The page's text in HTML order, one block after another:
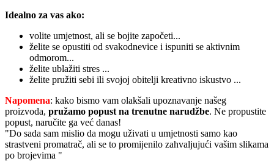
Idealno za vas ako:
volite umjetnost, ali se bojite započeti...
želite se opustiti od svakodnevice i ispuniti se aktivnim
odmorom...
želite ublažiti stres ...
želite pružiti sebi ili svojoj obitelji kreativno iskustvo ...
Napomena: kako bismo vam olakšali upoznavanje našeg
proizvoda, pružamo popust na trenutne narudžbe. Ne propustite
popust, naručite ga već danas!
"Do sada sam mislio da mogu uživati u umjetnosti samo kao
strastveni promatrač, ali se to promijenilo zahvaljujući vašim slikama
po brojevima "